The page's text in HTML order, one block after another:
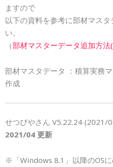
ますので
以下の資料を参考に部材マス
い。
（部材マスターデータ追加方法
部材マスタデータ ：積算実務
作成
せつびやさん V5.22.24 (2021/
2021/04 更新
※「Windows 8.1」以降のOSに